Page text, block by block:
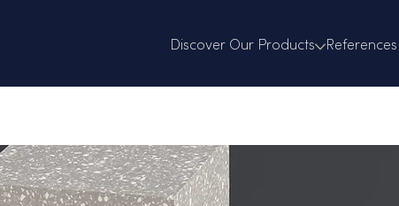
Discover Our Products References